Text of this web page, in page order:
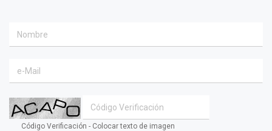
Código Verificación - Colocar texto de imagen